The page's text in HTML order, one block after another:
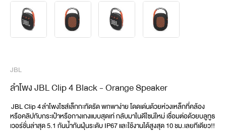
JBL
ลำโพง JBL Clip 4 Black - Orange Speaker
JBL Clip 4 ลำโพงไซส์เล็กกะทัดรัด พกพาง่าย โดดเด่นด้วยห่วงเหล็กที่คล้อง
หรือคลิปกับกระเป๋าหรือกางเกงแบบสุดเท่ กลับมาในดีไซน์ใหม่ เชื่อมต่อด้วยบลูทูธ
เวอร์ชั่นล่าสุด 5.1 กันน้ำกันฝุ่นระดับ IP67 และใช้งานได้สูงสุด 10 ชม.เลยทีเดียว!!